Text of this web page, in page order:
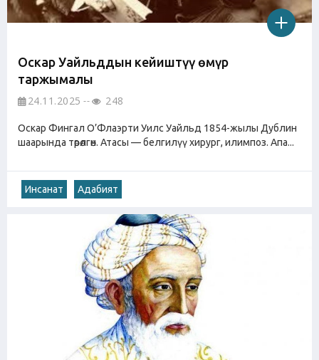
Оскар Уайльддын кейиштүү өмүр
таржымалы
24.11.2025 248
Оскар Фингал О’Флаэрти Уилс Уайльд 1854-жылы Дублин
шаарында төрөлгөн. Атасы — белгилүү хирург, илимпоз. Апа...
Инсанат Адабият